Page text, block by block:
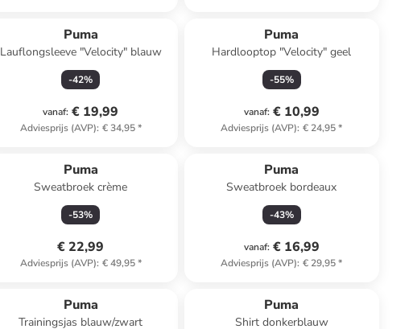
Puma
Lauflongsleeve "Velocity" blauw
-42%
vanaf: € 19,99
Adviesprijs (AVP): € 34,95*
Puma
Hardlooptop "Velocity" geel
-55%
vanaf: € 10,99
Adviesprijs (AVP): € 24,95*
Puma
Sweatbroek crème
-53%
€ 22,99
Adviesprijs (AVP): € 49,95*
Puma
Sweatbroek bordeaux
-43%
vanaf: € 16,99
Adviesprijs (AVP): € 29,95*
Puma
Trainingsjas blauw/zwart
Puma
Shirt donkerblauw